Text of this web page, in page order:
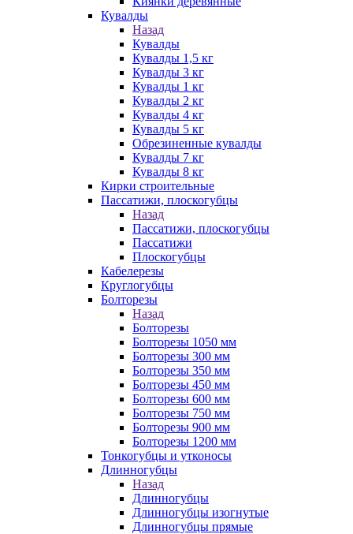
Кувалды
Назад
Кувалды
Кувалды 1,5 кг
Кувалды 3 кг
Кувалды 1 кг
Кувалды 2 кг
Кувалды 4 кг
Кувалды 5 кг
Обрезиненные кувалды
Кувалды 7 кг
Кувалды 8 кг
Кирки строительные
Пассатижи, плоскогубцы
Назад
Пассатижи, плоскогубцы
Пассатижи
Плоскогубцы
Кабелерезы
Круглогубцы
Болторезы
Назад
Болторезы
Болторезы 1050 мм
Болторезы 300 мм
Болторезы 350 мм
Болторезы 450 мм
Болторезы 600 мм
Болторезы 750 мм
Болторезы 900 мм
Болторезы 1200 мм
Тонкогубцы и утконосы
Длинногубцы
Назад
Длинногубцы
Длинногубцы изогнутые
Длинногубцы прямые